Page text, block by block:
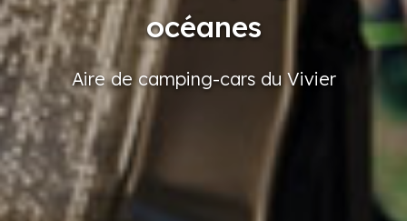
océanes
Aire de camping-cars du Vivier